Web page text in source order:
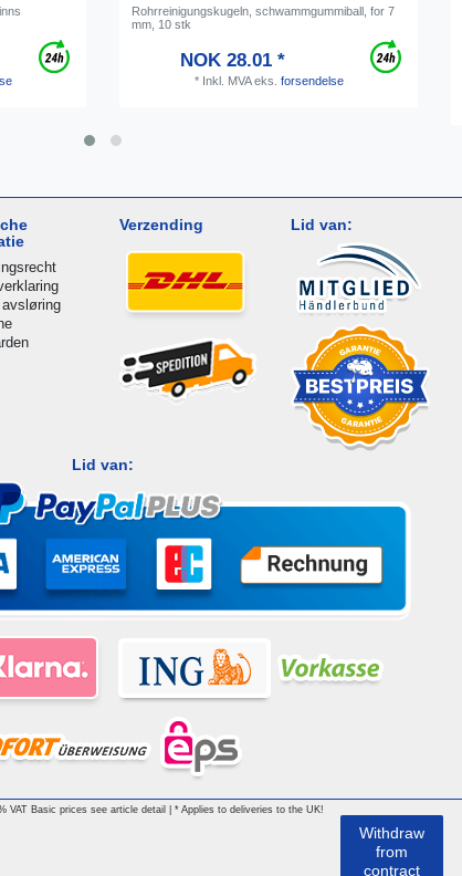
Rohrreinigungskugeln, schwammgummiball, for 7
mm, 10 stk
NOK 28.01 *
* Inkl. MVAeks. forsendelse
Verzending Lid van:
Lid van:
VAT Basic prices see article detail | * Applies to deliveries to the UK!
Withdraw
from
contract